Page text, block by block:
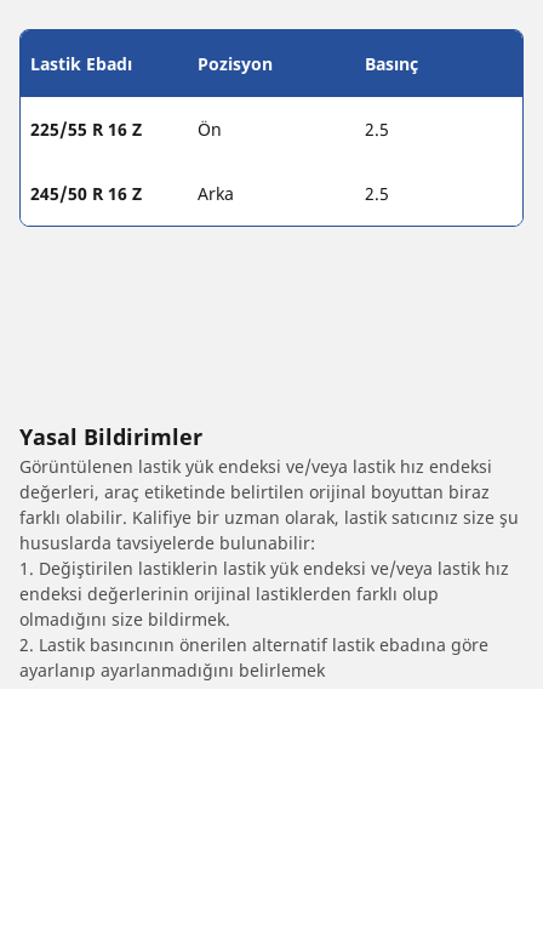
Lastik Ebadı Pozisyon Basınç
225/55 R 16 Z Ön 2.5
245/50 R 16 Z Arka 2.5
Yasal Bildirimler
Görüntülenen lastik yük endeksi ve/veya lastik hız endeksi
değerleri, araç etiketinde belirtilen orijinal boyuttan biraz
farklı olabilir. Kalifiye bir uzman olarak, lastik satıcınız size şu
hususlarda tavsiyelerde bulunabilir:
1. Değiştirilen lastiklerin lastik yük endeksi ve/veya lastik hız
endeksi değerlerinin orijinal lastiklerden farklı olup
olmadığını size bildirmek.
2. Lastik basıncının önerilen alternatif lastik ebadına göre
ayarlanıp ayarlanmadığını belirlemek